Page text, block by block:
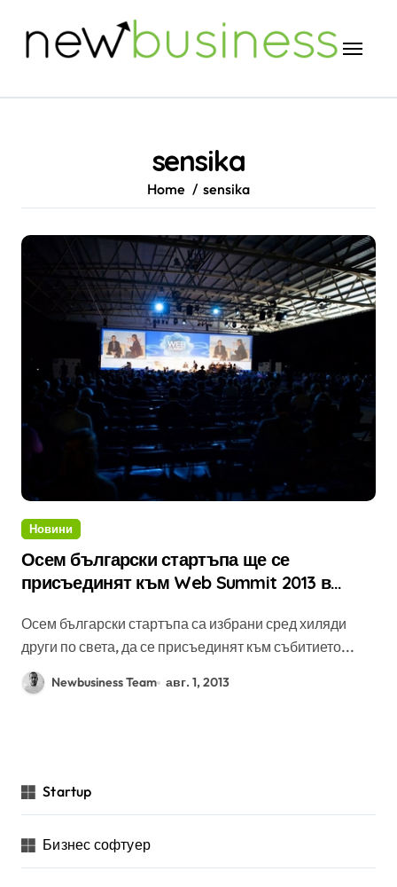
sensika
Home sensika
Новини
Осем български стартъпа ще се
присъединят към Web Summit 2013 в
Осем български стартъпа са избрани сред хиляди
други по света, да се присъединят към събитието...
Newbusiness Team авг. 1, 2013
Startup
Бизнес софтуер